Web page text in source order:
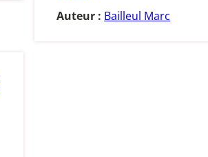
Auteur : Bailleul Marc